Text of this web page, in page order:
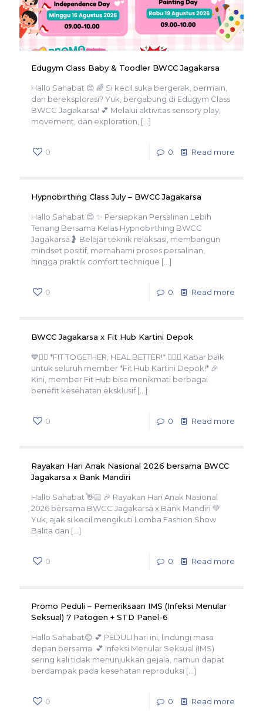
Edugym Class Baby & Toodler BWCC Jagakarsa
Hallo Sahabat 😊 🌈 Si kecil suka bergerak, bermain,
dan bereksplorasi? Yuk, bergabung di Edugym Class
BWCC Jagakarsa! 💕 Melalui aktivitas sensory play,
movement, dan exploration, […]
0 0 Read more
Hypnobirthing Class July – BWCC Jagakarsa
Hallo Sahabat 😊 ✨ Persiapkan Persalinan Lebih
Tenang Bersama Kelas Hypnobirthing BWCC
Jagakarsa🤰 Belajar teknik relaksasi, membangun
mindset positif, memahami proses persalinan,
hingga praktik comfort technique […]
0 0 Read more
BWCC Jagakarsa x Fit Hub Kartini Depok
💙🏋️‍♀️ *FIT TOGETHER, HEAL BETTER!* 🏋️‍♂️💙 Kabar baik
untuk seluruh member *Fit Hub Kartini Depok!* 🎉
Kini, member Fit Hub bisa menikmati berbagai
benefit kesehatan eksklusif[…]
0 0 Read more
Rayakan Hari Anak Nasional 2026 bersama BWCC
Jagakarsa x Bank Mandiri
Hallo Sahabat 👋🏻 🎉 Rayakan Hari Anak Nasional
2026 bersama BWCC Jagakarsa x Bank Mandiri 💚
Yuk, ajak si kecil mengikuti Lomba Fashion Show
Balita dan […]
0 0 Read more
Promo Peduli – Pemeriksaan IMS (Infeksi Menular
Seksual) 7 Patogen + STD Panel-6
Hallo Sahabat😊 💕 PEDULI hari ini, lindungi masa
depan bersama. 💕 Infeksi Menular Seksual (IMS)
sering kali tidak menunjukkan gejala, namun dapat
berdampak pada kesehatan reproduksi […]
0 0 Read more